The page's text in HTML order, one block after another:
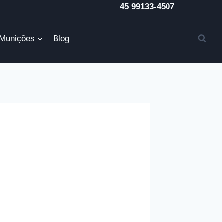
45 99133-4507
Blog